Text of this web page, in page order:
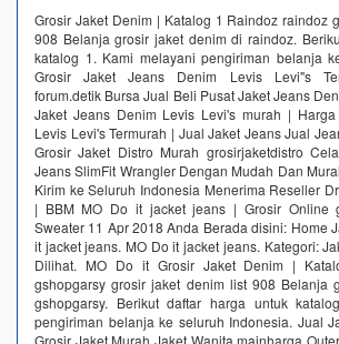
Grosir Jaket Denim | Katalog 1 Raindoz raindoz
908 Belanja grosir jaket denim di raindoz.
katalog 1. Kami melayani pengiriman belanja
Grosir Jaket Jeans Denim Levis Levi"s
forum.detik Bursa Jual Beli Pusat Jaket Jeans
Jaket Jeans Denim Levis Levi's murah |
Levis Levi's Termurah | Jual Jaket Jeans Jual
Grosir Jaket Distro Murah grosirjaketdistro
Jeans SlimFit Wrangler Dengan Mudah Dan
Kirim ke Seluruh Indonesia Menerima Reseller
| BBM MO Do it jacket jeans | Grosir Online
Sweater 11 Apr 2018 Anda Berada disini: Home
it jacket jeans. MO Do it jacket jeans. Kategori:
Dilihat. MO Do it Grosir Jaket Denim |
gshopgarsy grosir jaket denim list 908 Belanja
gshopgarsy. Berikut daftar harga untuk
pengiriman belanja ke seluruh Indonesia. Jual
Grosir Jaket Murah Jaket Wanita mainharga